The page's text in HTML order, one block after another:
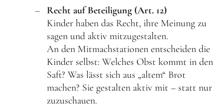
Recht auf Beteiligung (Art. 12)
Kinder haben das Recht, ihre Meinung zu
sagen und aktiv mitzugestalten.
An den Mitmachstationen entscheiden die
Kinder selbst: Welches Obst kommt in den
Saft? Was lässt sich aus „altem“ Brot
machen? Sie gestalten aktiv mit – statt nur
zuzuschauen.